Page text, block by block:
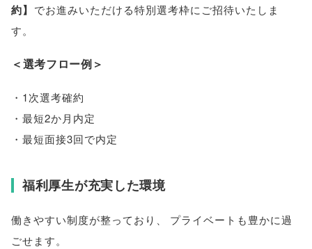
約】 でお進みいただける特別選考枠にご招待いたしま
す。
＜選考フロー例＞
・1次選考確約
・最短2か月内定
・最短面接3回で内定
福利厚生が充実した環境
働きやすい制度が整っており
プライベートも豊かに過
ごせます。